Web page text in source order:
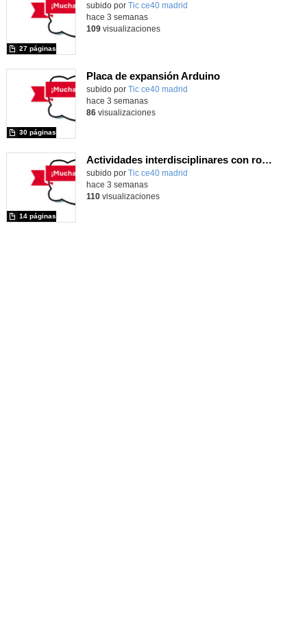
Contenido educativo.
subido por Tic ce40 madrid
27 páginas
hace 3 semanas
109visualizaciones
Placa de expansión Arduino
Contenido educativo.
subido por Tic ce40 madrid
30 páginas
hace 3 semanas
86visualizaciones
Actividades interdisciplinares con robótica y pensamiento computacional
Contenido educativo.
subido por Tic ce40 madrid
14 páginas
hace 3 semanas
110visualizaciones